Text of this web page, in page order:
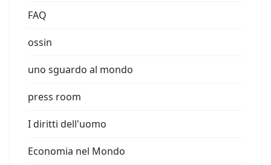
FAQ
ossin
uno sguardo al mondo
press room
I diritti dell'uomo
Economia nel Mondo